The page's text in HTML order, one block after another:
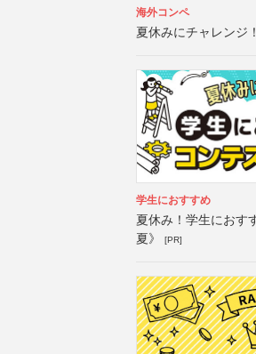
海外コンペ
夏休みにチャレンジ
学生におすすめ
夏休み！学生におす
夏》
[PR]